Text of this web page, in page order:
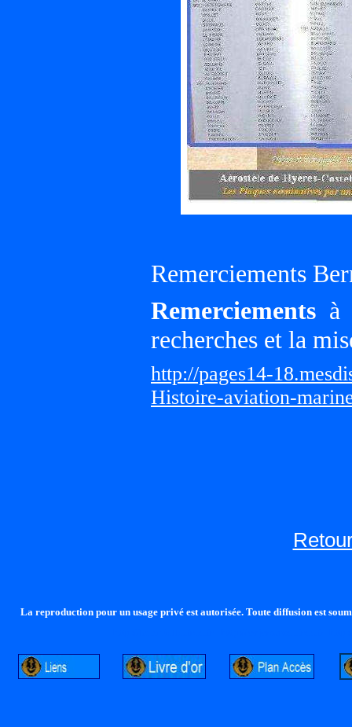
Remerciements
Remerciements à
recherches et la
http://pages14-
Histoire-aviation-
La reproduction pour un usage privé est autorisée. Toute diffusion est